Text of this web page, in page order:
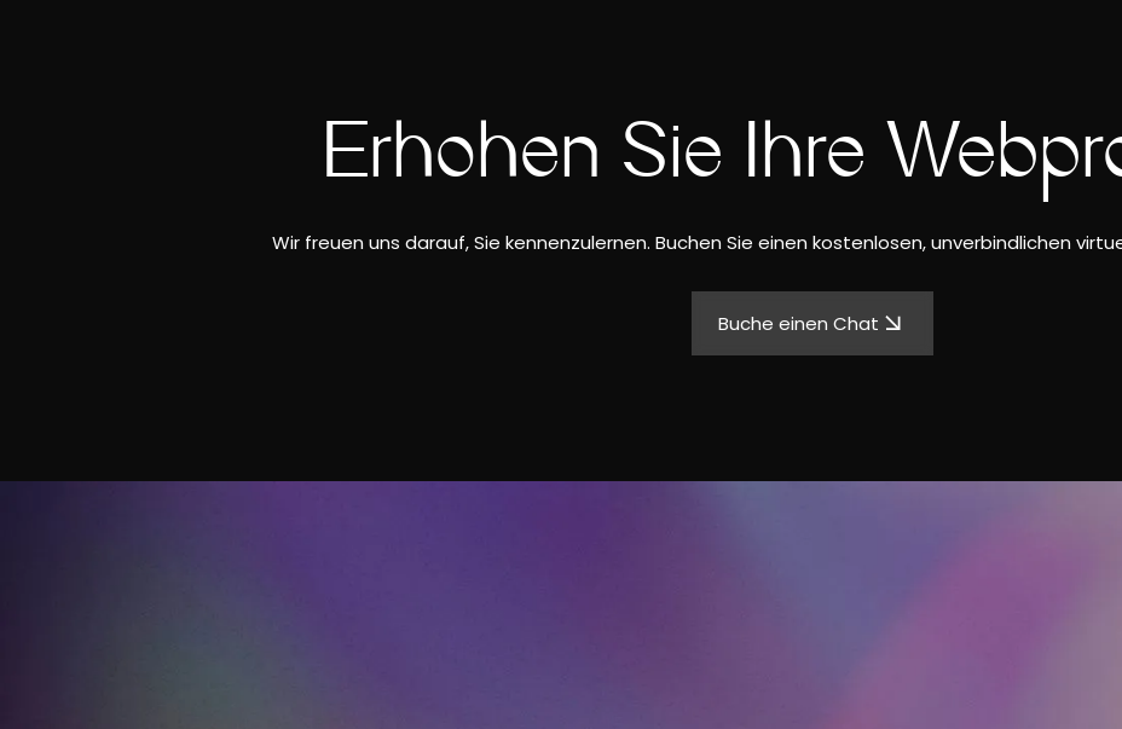
Erhöhen Sie Ihre
Wir freuen uns darauf, Sie kennenzulernen. Buchen Sie einen kostenlosen, unverbindlichen
Buche einen Chat
hello@milkmoonstudio.com